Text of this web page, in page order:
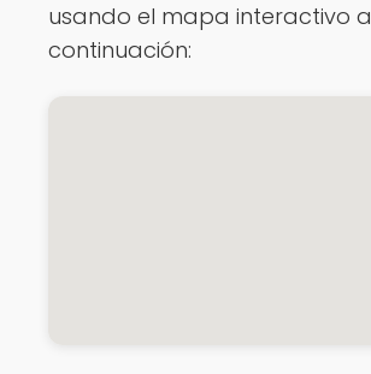
usando el mapa interactivo a
continuación: